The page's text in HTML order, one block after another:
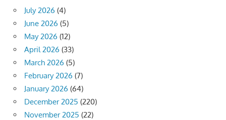
July 2026 (4)
June 2026 (5)
May 2026 (12)
April 2026 (33)
March 2026 (5)
February 2026 (7)
January 2026 (64)
December 2025 (220)
November 2025 (22)